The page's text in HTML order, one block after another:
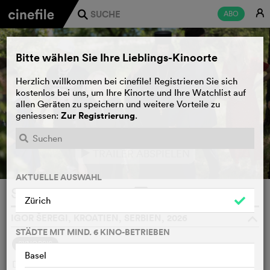
ABO E
j
TRAILER ABSPIELEN
Svadba
SYNOPSIS
Der erfolgreiche kroatische Unternehmer Miljenko feiert
Bitte wählen Sie Ihre Lieblings-Kinoorte
Herzlich willkommen bei cinefile! Registrieren Sie sich
kostenlos bei uns, um Ihre Kinorte und Ihre Watchlist auf
allen Geräten zu speichern und weitere Vorteile zu
geniessen: Zur Registrierung.
AKTUELLE AUSWAHL
Zürich
STÄDTE MIT MIND. 6 KINO-BETRIEBEN
Basel